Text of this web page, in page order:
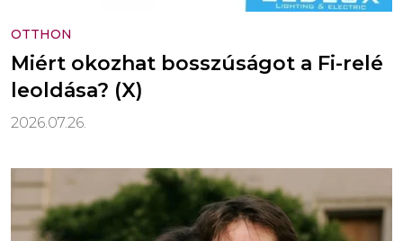
OTTHON
Miért okozhat bosszúságot a Fi-relé
leoldása? (X)
2026.07.26.